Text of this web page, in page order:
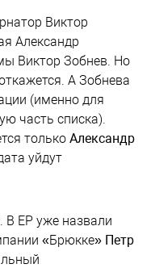
Виктор
Александр
Виктор Зобнев. Но
А Зобнева
(именно для
часть списка).
только Александр
уйдут
В ЕР уже назвали
«Брюкке» Петр